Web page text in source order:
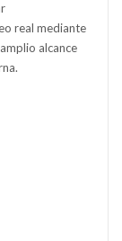
real mediante
alcance